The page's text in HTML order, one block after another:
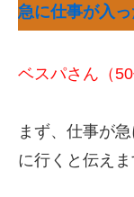
急に仕事が入っ
ベスパさん（
まず、仕事が
に行くと伝えま